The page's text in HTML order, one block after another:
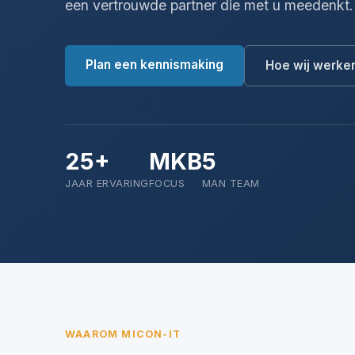
een vertrouwde partner die met u meedenkt.
Plan een kennismaking Hoe wij
25+
JAAR ERVARING
MKB
FOCUS
5
MAN TEAM
WAAROM MICON-IT